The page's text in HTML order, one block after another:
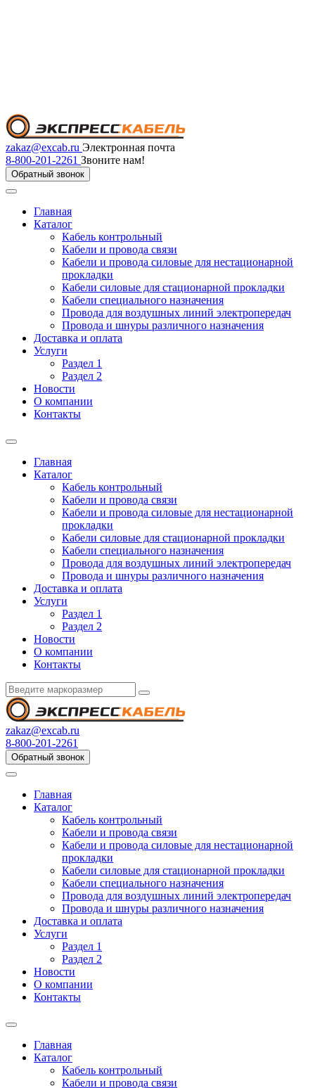
zakaz@excab.ru Электронная почта
8-800-201-2261 Звоните нам!
Обратный звонок
Главная
Каталог
Кабель контрольный
Кабели и провода связи
Кабели и провода силовые для нестационарной
прокладки
Кабели силовые для стационарной прокладки
Кабели специального назначения
Провода для воздушных линий электропередач
Провода и шнуры различного назначения
Доставка и оплата
Услуги
Раздел 1
Раздел 2
Новости
О компании
Контакты
Главная
Каталог
Кабель контрольный
Кабели и провода связи
Кабели и провода силовые для нестационарной
прокладки
Кабели силовые для стационарной прокладки
Кабели специального назначения
Провода для воздушных линий электропередач
Провода и шнуры различного назначения
Доставка и оплата
Услуги
Раздел 1
Раздел 2
Новости
О компании
Контакты
zakaz@excab.ru
8-800-201-2261
Обратный звонок
Главная
Каталог
Кабель контрольный
Кабели и провода связи
Кабели и провода силовые для нестационарной
прокладки
Кабели силовые для стационарной прокладки
Кабели специального назначения
Провода для воздушных линий электропередач
Провода и шнуры различного назначения
Доставка и оплата
Услуги
Раздел 1
Раздел 2
Новости
О компании
Контакты
Главная
Каталог
Кабель контрольный
Кабели и провода связи